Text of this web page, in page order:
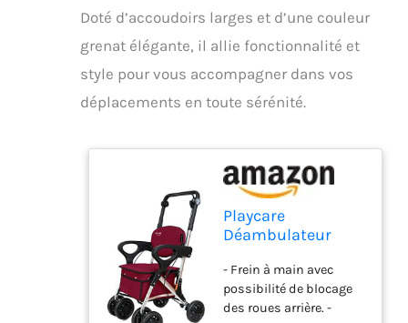
Doté d’accoudoirs larges et d’une couleur
grenat élégante, il allie fonctionnalité et
style pour vous accompagner dans vos
déplacements en toute sérénité.
Playcare
Déambulateur
âgées avec siège et
accoudoirs large,
couleur grenat
- Frein à main avec
possibilité de blocage
des roues arrière. -